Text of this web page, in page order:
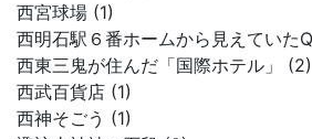
西宮球場 (1)
西明石駅６番ホームから見えていた
西東三鬼が住んだ「国際ホテル」 (2)
西武百貨店 (1)
西神そごう (1)